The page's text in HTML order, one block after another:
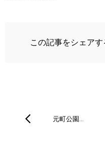
この記事をシェアす
元町公園…